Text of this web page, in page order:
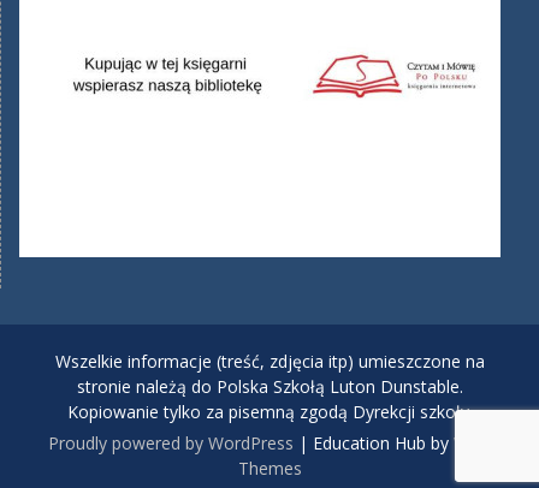
Wszelkie informacje (treść, zdjęcia itp) umieszczone na
stronie należą do Polska Szkołą Luton Dunstable.
Kopiowanie tylko za pisemną zgodą Dyrekcji szkoły.
Proudly powered by WordPress | Education Hub by WEN
Themes